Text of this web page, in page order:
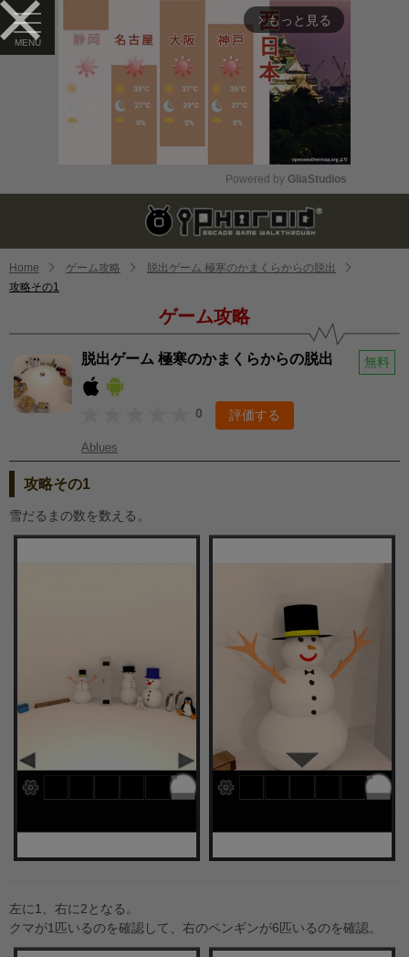
arrow_forward_ios もっと見る
Mute
Powered by GliaStudios
Home ゲーム攻略
脱出ゲーム 極寒のかまくらからの脱出
攻略その1
ゲーム攻略
脱出ゲーム 極寒のかまくらからの脱出 無料
0 評価する
Ablues
攻略その1
雪だるまの数を数える。
左に1、右に2となる。
クマが1匹いるのを確認して、右のペンギンが6匹いるのを確認。